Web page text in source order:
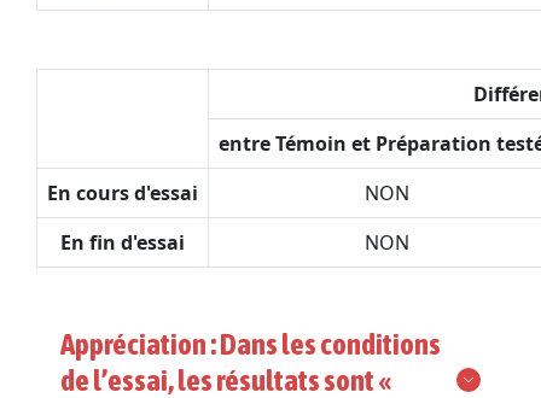
entre Témoin et Préparation
En cours d'essai
NON
En fin d'essai
NON
Appréciation : Dans les conditions
de l’essai, les résultats sont «